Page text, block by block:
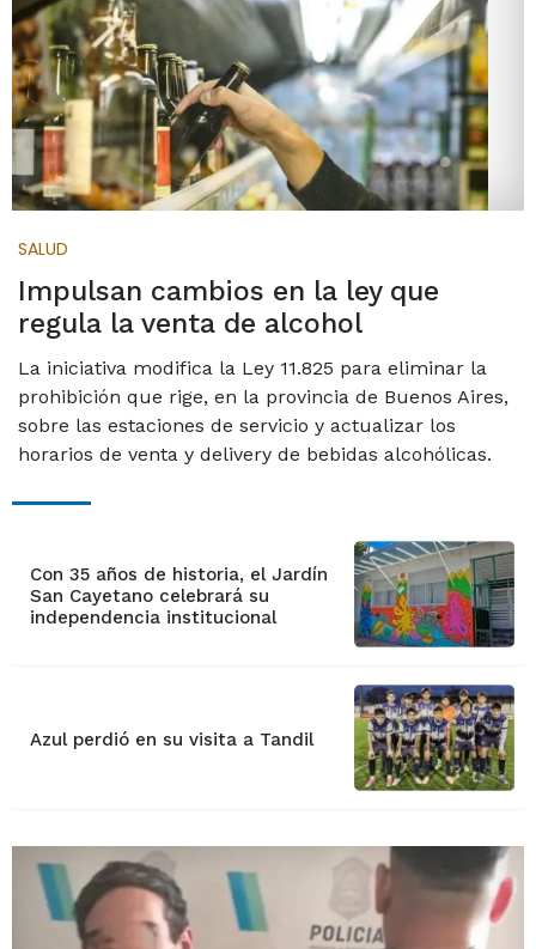
SALUD
Impulsan cambios en la ley que
regula la venta de alcohol
La iniciativa modifica la Ley 11.825 para eliminar la
prohibición que rige, en la provincia de Buenos Aires,
sobre las estaciones de servicio y actualizar los
horarios de venta y delivery de bebidas alcohólicas.
Con 35 años de historia, el Jardín
San Cayetano celebrará su
independencia institucional
Azul perdió en su visita a Tandil